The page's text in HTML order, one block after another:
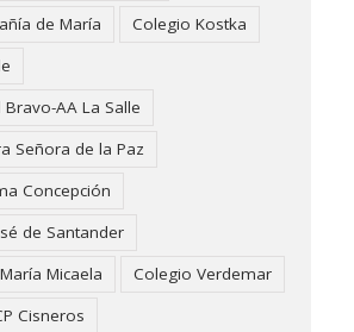
de María
Colegio Kostka
AA La Salle
Señora de la Paz
Concepción
de Santander
Micaela
Colegio Verdemar
Cisneros